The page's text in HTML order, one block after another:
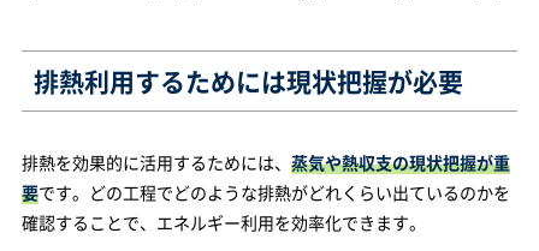
排熱利用するためには現状把握が必要
排熱を効果的に活用するためには、 蒸気や熱収支の現状把握が重
要です。どの工程でどのような排熱がどれくらい出ているのかを
確認することで、エネルギー利用を効率化できます。